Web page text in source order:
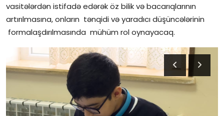
vasitələrdən istifadə edərək öz bilik və bacarıqlarının
artırılmasına, onların tənqidi və yaradıcı düşüncələrinin
formalaşdırılmasında mühüm rol oynayacaq.